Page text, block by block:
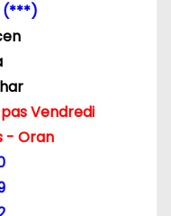
(***)
Vendredi
- Oran